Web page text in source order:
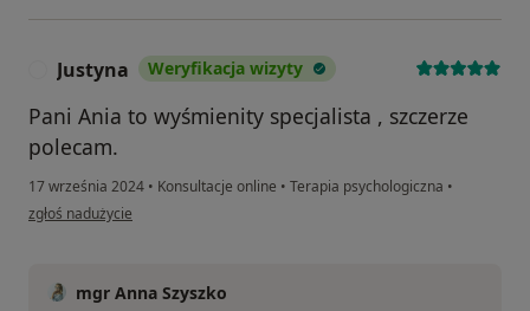
Justyna Weryfikacja wizyty
Pani Ania to wyśmienity specjalista , szczerze
polecam.
17 września 2024 • Konsultacje online • Terapia psychologiczna •
w opinii użytkownika Justyna
zgłoś nadużycie
mgr Anna Szyszko